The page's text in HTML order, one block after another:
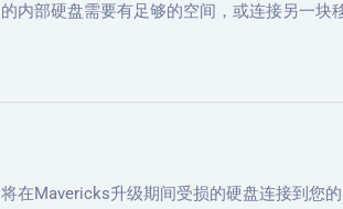
的内部硬盘需要有足够的空间，或连接另一块
将在Mavericks升级期间受损的硬盘连接到您